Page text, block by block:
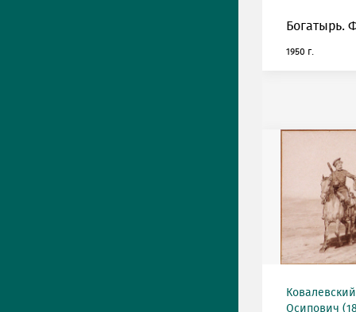
Богатырь.
1950 г.
Осипович